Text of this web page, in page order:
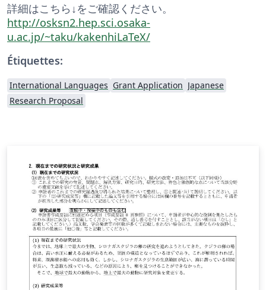
詳細はこちら↓をご確認ください。
http://osksn2.hep.sci.osaka-
u.ac.jp/~taku/kakenhiLaTeX/
Étiquettes:
International Languages Grant Application Japanese
Research Proposal